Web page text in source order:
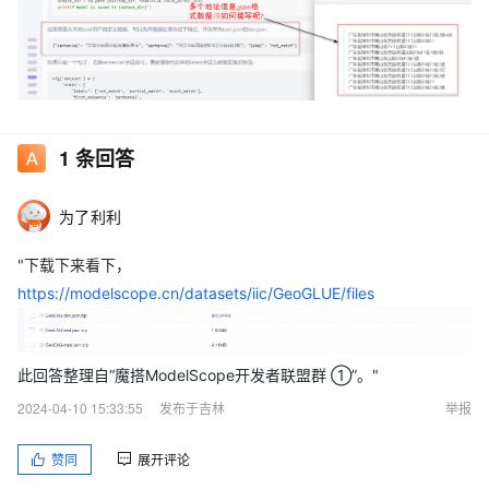
1 条回答
为了利利
"下载下来看下，
https://modelscope.cn/datasets/iic/GeoGLUE/files
此回答整理自“魔搭ModelScope开发者联盟群 ①”。"
2024-04-10 15:33:55
发布于吉林 举报
赞同 展开评论